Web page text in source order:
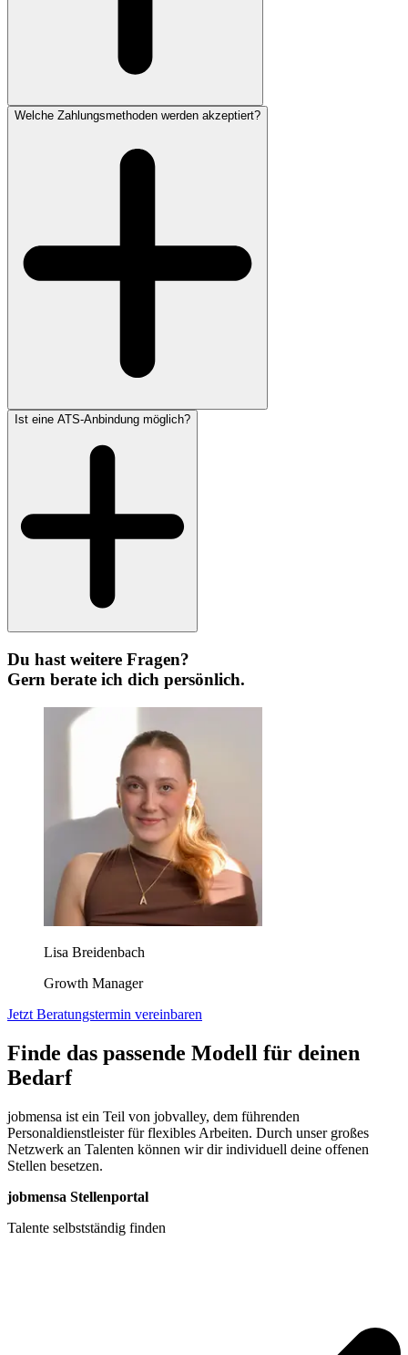
Welche Zahlungsmethoden werden akzeptiert?
Ist eine ATS-Anbindung möglich?
Du hast weitere Fragen?
Gern berate ich dich persönlich.
Lisa Breidenbach
Growth Manager
Jetzt Beratungstermin vereinbaren
Finde das passende Modell für deinen
Bedarf
jobmensa ist ein Teil von jobvalley, dem führenden
Personaldienstleister für flexibles Arbeiten. Durch unser großes
Netzwerk an Talenten können wir dir individuell deine offenen
Stellen besetzen.
jobmensa Stellenportal
Talente selbstständig finden